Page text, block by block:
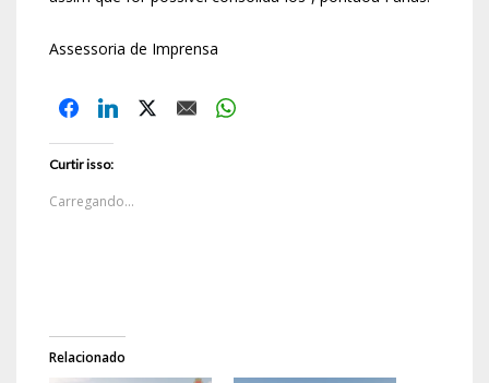
Assessoria de Imprensa
Curtir isso:
Carregando...
Relacionado